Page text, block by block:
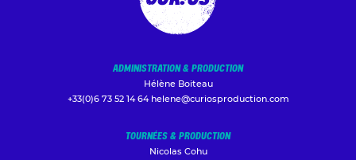
ADMINISTRATION & PRODUCTION
Hélène Boiteau
+33(0)6 73 52 14 64 helene@curiosproduction.com
TOURNÉES & PRODUCTION
Nicolas Cohu